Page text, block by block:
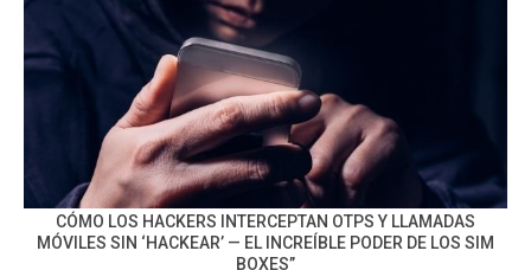
CÓMO LOS HACKERS INTERCEPTAN OTPS Y LLAMADAS
MÓVILES SIN ‘HACKEAR’ — EL INCREÍBLE PODER DE LOS SIM
BOXES”